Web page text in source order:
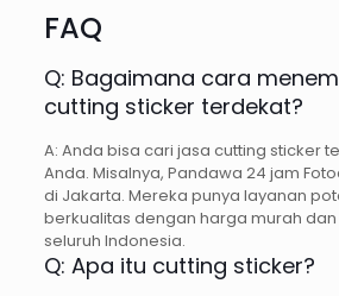
FAQ
Q: Bagaimana cara
cutting sticker terdekat?
A: Anda bisa cari jasa cutting sticker
Anda. Misalnya, Pandawa 24 jam
di Jakarta. Mereka punya layanan
berkualitas dengan harga murah
seluruh Indonesia.
Q: Apa itu cutting sticker?